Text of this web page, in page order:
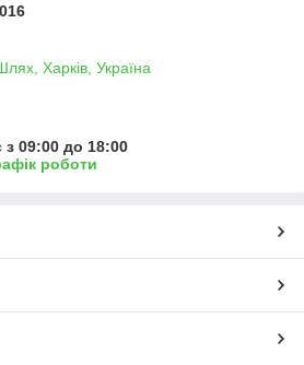
Харків, Україна
09:00 до 18:00
роботи